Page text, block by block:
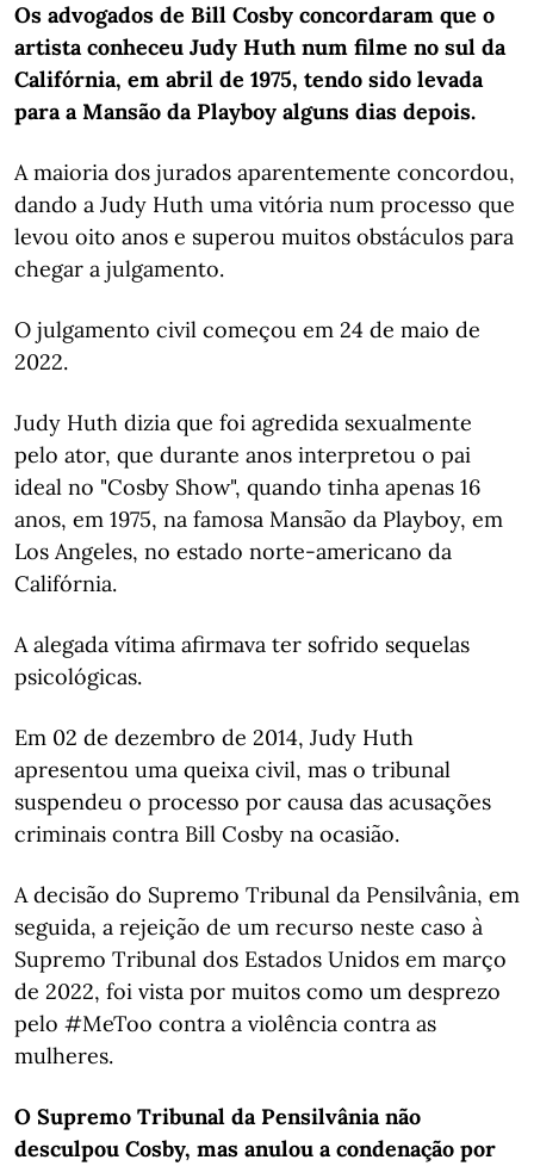
Os advogados de Bill Cosby concordaram que o
artista conheceu Judy Huth num filme no sul da
Califórnia, em abril de 1975, tendo sido levada
para a Mansão da Playboy alguns dias depois.
A maioria dos jurados aparentemente concordou,
dando a Judy Huth uma vitória num processo que
levou oito anos e superou muitos obstáculos para
chegar a julgamento.
O julgamento civil começou em 24 de maio de
2022.
Judy Huth dizia que foi agredida sexualmente
pelo ator, que durante anos interpretou o pai
ideal no "Cosby Show", quando tinha apenas 16
anos, em 1975, na famosa Mansão da Playboy, em
Los Angeles, no estado norte-americano da
Califórnia.
A alegada vítima afirmava ter sofrido sequelas
psicológicas.
Em 02 de dezembro de 2014, Judy Huth
apresentou uma queixa civil, mas o tribunal
suspendeu o processo por causa das acusações
criminais contra Bill Cosby na ocasião.
A decisão do Supremo Tribunal da Pensilvânia, em
seguida, a rejeição de um recurso neste caso à
Supremo Tribunal dos Estados Unidos em março
de 2022, foi vista por muitos como um desprezo
pelo #MeToo contra a violência contra as
mulheres.
O Supremo Tribunal da Pensilvânia não
desculpou Cosby, mas anulou a condenação por